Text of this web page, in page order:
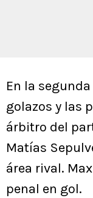
En la
golazos y las
árbitro del
Matías
área rival.
penal en gol.